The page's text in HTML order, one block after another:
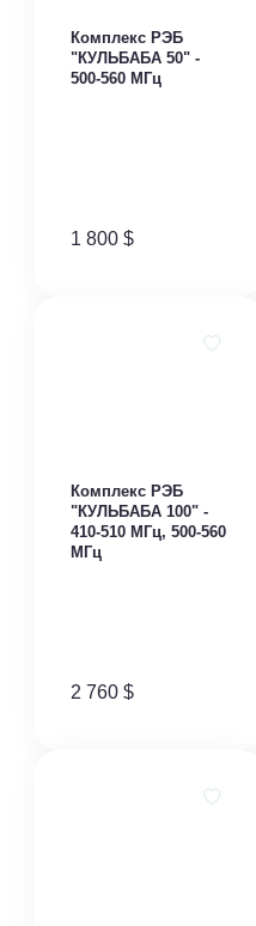
Комплекс РЭБ
"КУЛЬБАБА 50" -
500-560 МГц
1 800 $
Комплекс РЭБ
"КУЛЬБАБА 100" -
410-510 МГц, 500-560
МГц
2 760 $